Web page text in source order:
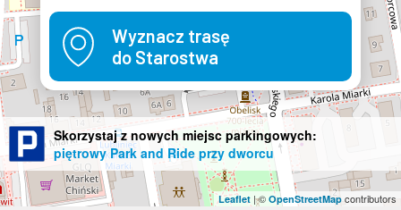
Wyznacz trasę
do Starostwa
Skorzystaj z nowych miejsc parkingowych:
piętrowy Park and Ride przy dworcu
Leaflet | © OpenStreetMap contributors